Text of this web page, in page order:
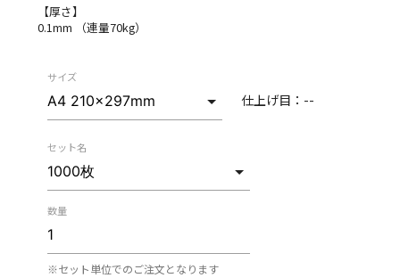
【厚さ】
0.1mm （連量70kg）
サイズ
仕上げ目： --
セット名
数量
※セット単位でのご注文となります